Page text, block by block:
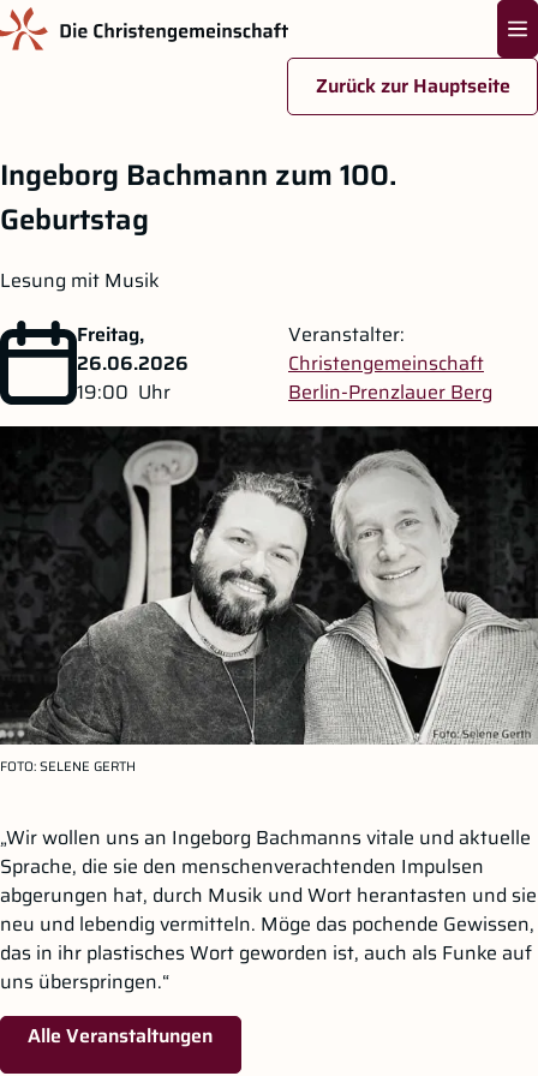
Zurück zur Hauptseite
Ingeborg Bachmann zum 100.
Geburtstag
Lesung mit Musik
Freitag,
26.06.2026
19:00 Uhr
Veranstalter:
Christengemeinschaft
Berlin-Prenzlauer Berg
FOTO:SELENE GERTH
„Wir wollen uns an Ingeborg Bachmanns vitale und aktuelle
Sprache, die sie den menschenverachtenden Impulsen
abgerungen hat, durch Musik und Wort herantasten und sie
neu und lebendig vermitteln. Möge das pochende Gewissen,
das in ihr plastisches Wort geworden ist, auch als Funke auf
uns überspringen.“
Alle Veranstaltungen